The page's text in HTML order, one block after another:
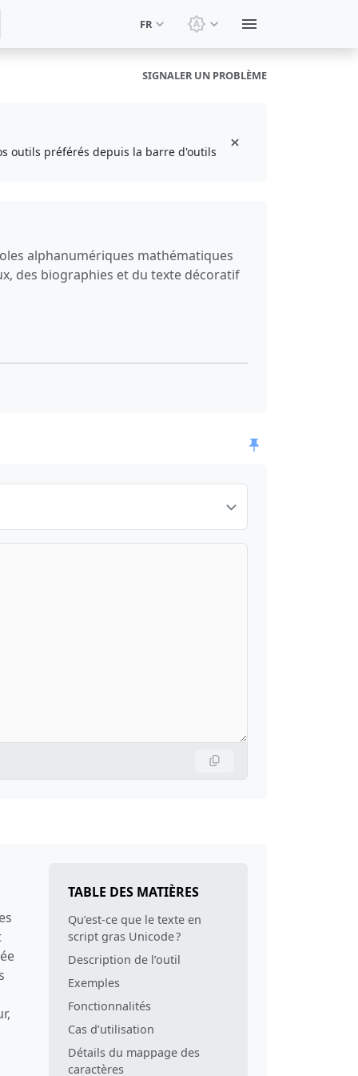
FR Changer le thème:
SIGNALER UN PROBLÈME
outils préférés depuis la barre d'outils
alphanumériques mathématiques
des biographies et du texte décoratif
TABLE DES MATIÈRES
Qu’est-ce que le texte en
script gras Unicode ?
Description de l’outil
Exemples
Fonctionnalités
Cas d’utilisation
Détails du mappage des
caractères